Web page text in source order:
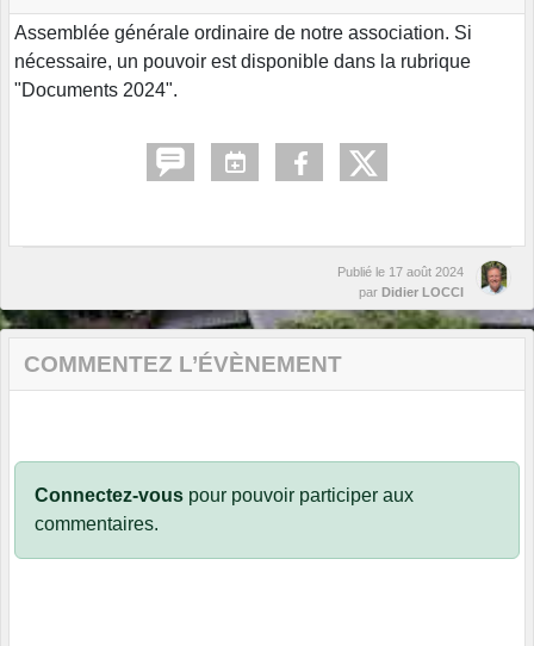
Assemblée générale ordinaire de notre association. Si
nécessaire, un pouvoir est disponible dans la rubrique
"Documents 2024".
Publié le 17 août 2024
par Didier LOCCI
COMMENTEZ L’ÉVÈNEMENT
Connectez-vous pour pouvoir participer aux
commentaires.